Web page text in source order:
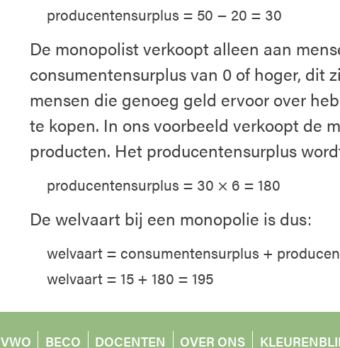
producentensurplus = 50 − 20 = 30
De monopolist verkoopt alleen aan
consumentensurplus van 0 of hoger, dit
mensen die genoeg geld ervoor over
te kopen. In ons voorbeeld verkoopt de
producten. Het producentensurplus
producentensurplus = 30 × 6 = 180
De welvaart bij een monopolie is dus:
welvaart = consumentensurplus +
welvaart = 15 + 180 = 195
VWO BECO DOCENTEN OVER ONS